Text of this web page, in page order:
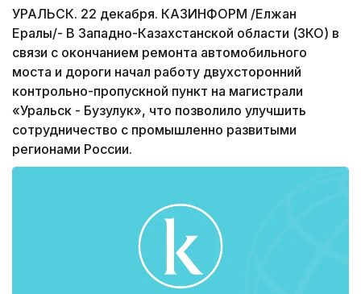
УРАЛЬСК. 22 декабря. КАЗИНФОРМ /Елжан
Ералы/- В Западно-Казахстанской области (ЗКО) в
связи с окончанием ремонта автомобильного
моста и дороги начал работу двухсторонний
контрольно-пропускной пункт на магистрали
«Уральск - Бузулук», что позволило улучшить
сотрудничество с промышленно развитыми
регионами России.